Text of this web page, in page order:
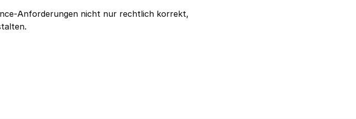
Anforderungen nicht nur rechtlich korrekt,